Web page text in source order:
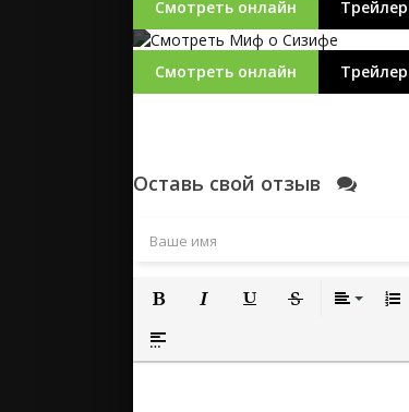
Смотреть онлайн Трейлер
Смотреть онлайн Трейлер
Оставь свой отзыв
Полужирный
Вставка спойлера